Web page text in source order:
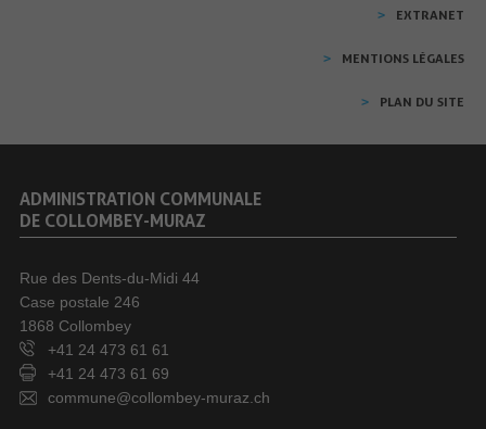
EXTRANET
MENTIONS LÉGALES
PLAN DU SITE
ADMINISTRATION COMMUNALE
DE COLLOMBEY-MURAZ
Rue des Dents-du-Midi 44
Case postale 246
1868 Collombey
+41 24 473 61 61
+41 24 473 61 69
commune@collombey-muraz.ch